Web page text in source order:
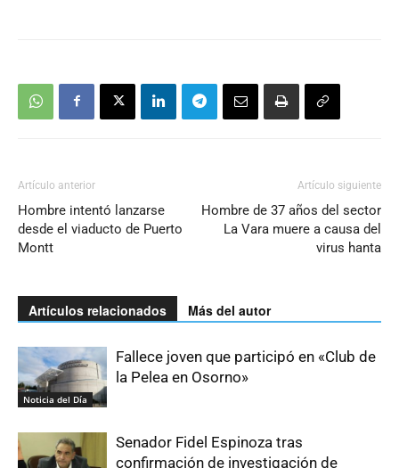
Artículo anterior
Hombre intentó lanzarse
desde el viaducto de Puerto
Montt
Artículo siguiente
Hombre de 37 años del sector
La Vara muere a causa del
virus hanta
Artículos relacionados Más del autor
Noticia del Día
Fallece joven que participó en «Club de
la Pelea en Osorno»
Senador Fidel Espinoza tras
confirmación de investigación de